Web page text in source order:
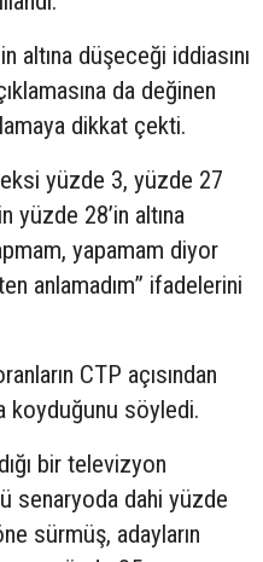
altına düşeceği iddiasını
da değinen
dikkat çekti.
yüzde 3, yüzde 27
yüzde 28’in altına
yapamam diyor
anlamadım” ifadelerini
CTP açısından
koyduğunu söyledi.
bir televizyon
senaryoda dahi yüzde
sürmüş, adayların